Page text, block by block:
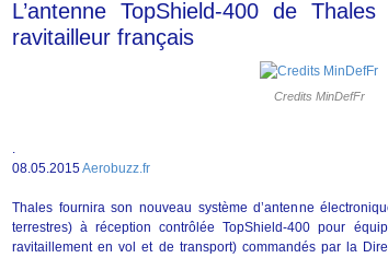
L’antenne TopShield-400 de
ravitailleur français
Credits MinDefFr
.
08.05.2015Aerobuzz.fr
Thales fournira son nouveau système d’antenne
terrestres) à réception contrôlée TopShield-400 pour
ravitaillement en vol et de transport) commandés par la